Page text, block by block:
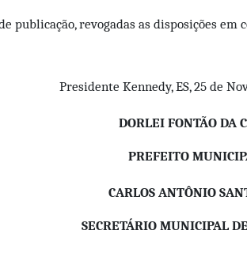
publicação, revogadas as disposições em
Presidente Kennedy, ES, 25 de
DORLEI FONTÃO DA
PREFEITO
CARLOS ANTÔNIO
SECRETÁRIO MUNICIPAL